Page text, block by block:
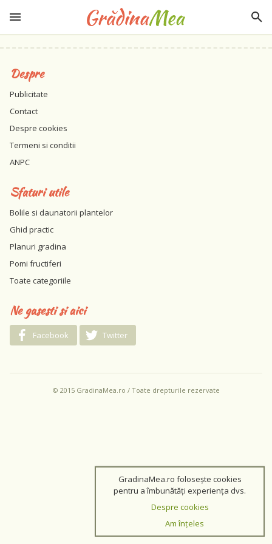
Despre
Publicitate
Contact
Despre cookies
Termeni si conditii
ANPC
Sfaturi utile
Bolile si daunatorii plantelor
Ghid practic
Planuri gradina
Pomi fructiferi
Toate categoriile
Ne gasesti si aici
Facebook Twitter
© 2015 GradinaMea.ro / Toate drepturile rezervate
GradinaMea.ro folosește cookies
pentru a îmbunătăți experiența dvs.
Despre cookies
Am înțeles